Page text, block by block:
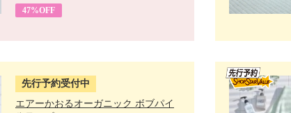
47%OFF
先行予約受付中
エアーかおるオーガニック ボブパイ